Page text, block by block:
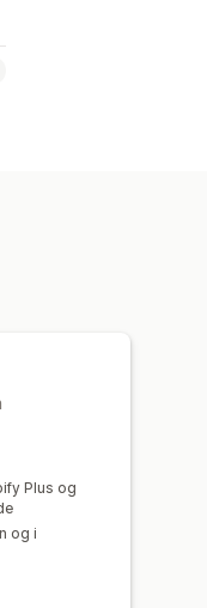
Plus og
og i